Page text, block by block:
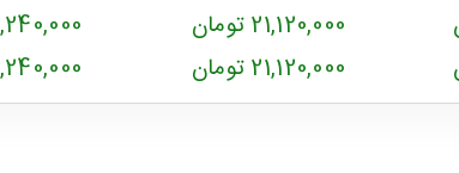
21,120,000 تومان
21,120,000 تومان
26,240,000
26,240,000